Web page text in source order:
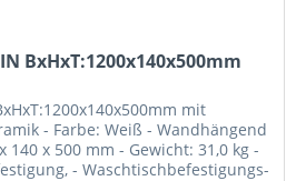
BxHxT:1200x140x500mm
mit
- Farbe: Weiß - Wandhängend
140 x 500 mm - Gewicht: 31,0 kg -
- Waschtischbefestigungs-